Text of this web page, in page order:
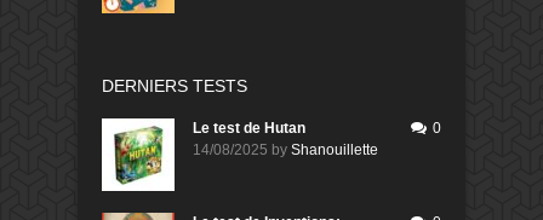
DERNIERS TESTS
Le test de Hutan
14/08/2025 by Shanouillette
0